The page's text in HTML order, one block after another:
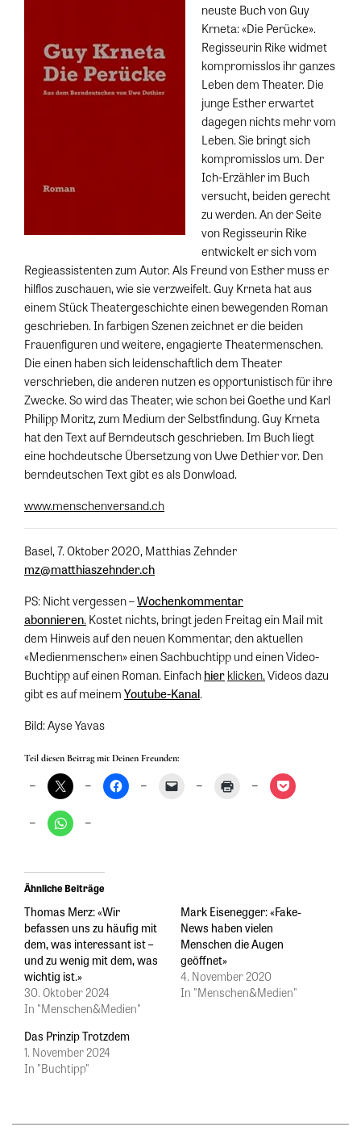
neuste Buch von Guy
Krneta: «Die Perücke».
Regisseurin Rike widmet
kompromisslos ihr ganzes
Leben dem Theater. Die
junge Esther erwartet
dagegen nichts mehr vom
Leben. Sie bringt sich
kompromisslos um. Der
Ich-Erzähler im Buch
versucht, beiden gerecht
zu werden. An der Seite
von Regisseurin Rike
entwickelt er sich vom
Regieassistenten zum Autor. Als Freund von Esther muss er
hilflos zuschauen, wie sie verzweifelt. Guy Krneta hat aus
einem Stück Theatergeschichte einen bewegenden Roman
geschrieben. In farbigen Szenen zeichnet er die beiden
Frauenfiguren und weitere, engagierte Theatermenschen.
Die einen haben sich leidenschaftlich dem Theater
verschrieben, die anderen nutzen es opportunistisch für ihre
Zwecke. So wird das Theater, wie schon bei Goethe und Karl
Philipp Moritz, zum Medium der Selbstfindung. Guy Krneta
hat den Text auf Berndeutsch geschrieben. Im Buch liegt
eine hochdeutsche Übersetzung von Uwe Dethier vor. Den
berndeutschen Text gibt es als Donwload.
www.menschenversand.ch
Basel, 7. Oktober 2020, Matthias Zehnder
mz@matthiaszehnder.ch
PS: Nicht vergessen –Wochenkommentar
abonnieren. Kostet nichts, bringt jeden Freitag ein Mail mit
dem Hinweis auf den neuen Kommentar, den aktuellen
«Medienmenschen» einen Sachbuchtipp und einen Video-
Buchtipp auf einen Roman. Einfachhierklicken.Videos dazu
gibt es auf meinemYoutube-Kanal.
Bild: Ayse Yavas
Teil diesen Beitrag mit Deinen Freunden:
Ähnliche Beiträge
Thomas Merz: «Wir
befassen uns zu häufig mit
dem, was interessant ist –
und zu wenig mit dem, was
wichtig ist.»
30. Oktober 2024
In "Menschen&Medien"
Mark Eisenegger: «Fake-
News haben vielen
Menschen die Augen
geöffnet»
4. November 2020
In "Menschen&Medien"
Das Prinzip Trotzdem
1. November 2024
In "Buchtipp"